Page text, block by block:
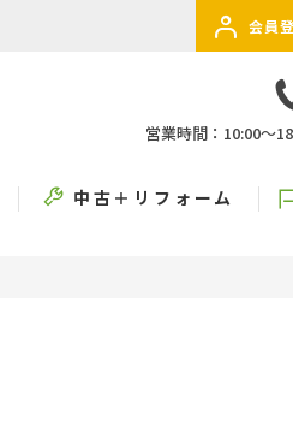
会員
営業時間：10:00〜
中古＋リフォーム